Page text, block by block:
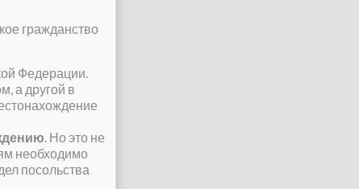
гражданство
Федерации.
а другой в
. Но это не
необходимо
посольства